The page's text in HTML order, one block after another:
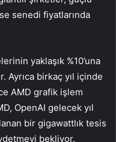
senedi fiyatlarında
yaklaşık %10’una
Ayrıca birkaç yıl içinde
AMD grafik işlem
OpenAI gelecek yıl
bir gigawattlık tesis
bekliyor.